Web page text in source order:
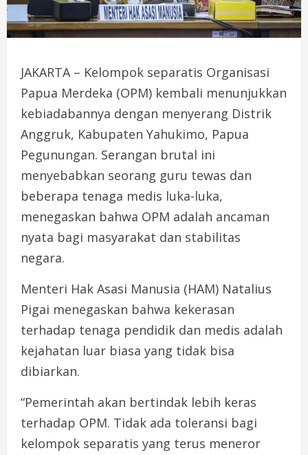
JAKARTA – Kelompok separatis Organisasi
Papua Merdeka (OPM) kembali menunjukkan
kebiadabannya dengan menyerang Distrik
Anggruk, Kabupaten Yahukimo, Papua
Pegunungan. Serangan brutal ini
menyebabkan seorang guru tewas dan
beberapa tenaga medis luka-luka,
menegaskan bahwa OPM adalah ancaman
nyata bagi masyarakat dan stabilitas
negara.
Menteri Hak Asasi Manusia (HAM) Natalius
Pigai menegaskan bahwa kekerasan
terhadap tenaga pendidik dan medis adalah
kejahatan luar biasa yang tidak bisa
dibiarkan.
“Pemerintah akan bertindak lebih keras
terhadap OPM. Tidak ada toleransi bagi
kelompok separatis yang terus meneror